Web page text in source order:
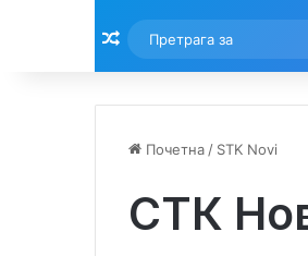
Насумични текстови
Почетна / STK Novi
СТК